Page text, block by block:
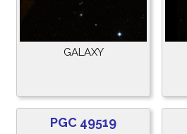
GALAXY
PGC 49519